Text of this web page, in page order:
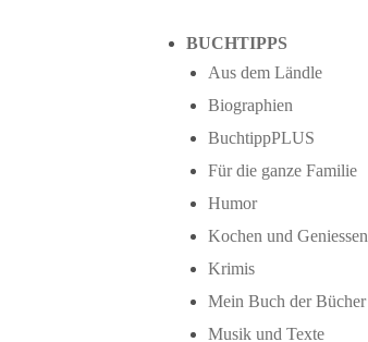
BUCHTIPPS
Aus dem Ländle
Biographien
BuchtippPLUS
Für die ganze Familie
Humor
Kochen und Geniessen
Krimis
Mein Buch der Bücher
Musik und Texte